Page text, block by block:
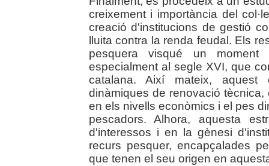
creixement i importància del
creació d'institucions de gestió
lluita contra la renda feudal. Els
pesquera visqué un
especialment al segle XVI, que
catalana. Així mateix, aquest
dinàmiques de renovació
en els nivells econòmics i el pes
pescadors. Alhora, aquesta
d'interessos i en la gènesi
recurs pesquer, encapçalades
que tenen el seu origen en